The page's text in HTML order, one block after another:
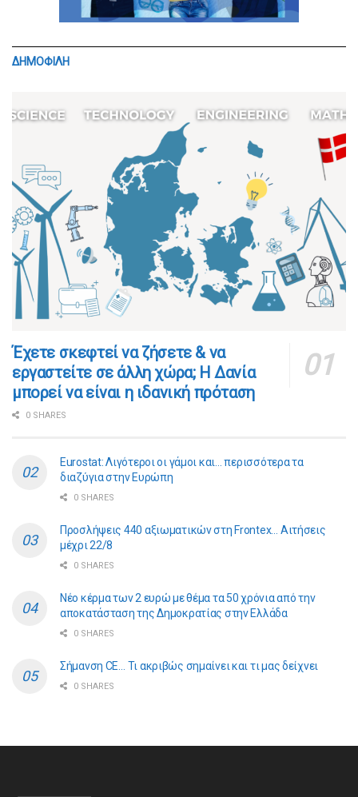
ΔΗΜΟΦΙΛΗ
​​Έχετε σκεφτεί να ζήσετε & να
εργαστείτε σε άλλη χώρα; Η Δανία
μπορεί να είναι η ιδανική πρόταση
0 SHARES
Eurostat: Λιγότεροι οι γάμοι και… περισσότερα τα
διαζύγια στην Ευρώπη
0 SHARES
Προσλήψεις 440 αξιωματικών στη Frontex… Αιτήσεις
μέχρι 22/8
0 SHARES
Νέο κέρμα των 2 ευρώ με θέμα τα 50 χρόνια από την
αποκατάσταση της Δημοκρατίας στην Ελλάδα
0 SHARES
Σήμανση CE… Τι ακριβώς σημαίνει και τι μας δείχνει
0 SHARES